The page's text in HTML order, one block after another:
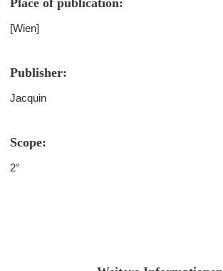
Place of publication:
[Wien]
Publisher:
Jacquin
Scope:
2°